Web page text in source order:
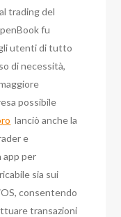
trading del
fu
utenti di tutto
di necessità,
possibile
lanciò anche la
e
app per
sia sui
consentendo
transazioni